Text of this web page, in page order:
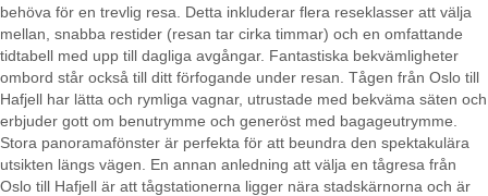
behöva för en trevlig resa. Detta inkluderar flera reseklasser att välja
mellan, snabba restider (resan tar cirka timmar) och en omfattande
tidtabell med upp till dagliga avgångar. Fantastiska bekvämligheter
ombord står också till ditt förfogande under resan. Tågen från Oslo till
Hafjell har lätta och rymliga vagnar, utrustade med bekväma säten och
erbjuder gott om benutrymme och generöst med bagageutrymme.
Stora panoramafönster är perfekta för att beundra den spektakulära
utsikten längs vägen. En annan anledning att välja en tågresa från
Oslo till Hafjell är att tågstationerna ligger nära stadskärnorna och är